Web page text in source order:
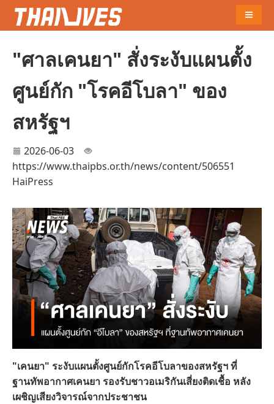
"ศาลเคนยา" สั่งระงับแผนตั้ง
ศูนย์กัก "โรคอีโบลา" ของ
สหรัฐฯ
2026-06-03
https://www.thaipbs.or.th/news/content/506551
HaiPress
"เคนยา" ระงับแผนตั้งศูนย์กักโรคอีโบลาของสหรัฐฯ ที่
ฐานทัพอากาศเคนยา รองรับชาวอเมริกันเสี่ยงติดเชื้อ หลัง
เผชิญเสียงวิจารณ์จากประชาชน